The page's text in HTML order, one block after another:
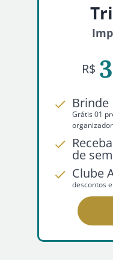
R$
Brinde
Grátis 01
de
Clube
descontos